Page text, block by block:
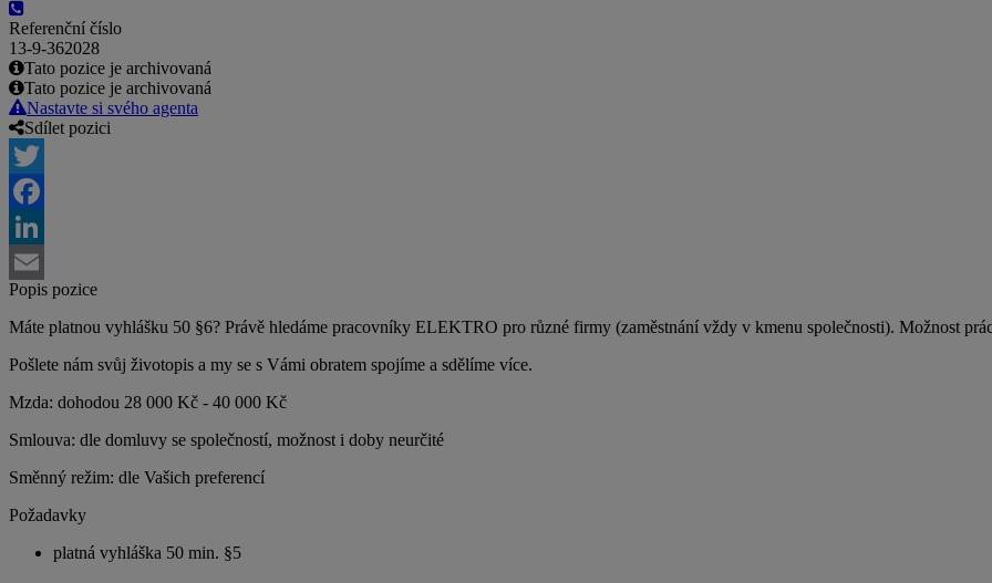
Referenční číslo
13-9-362028
Tato pozice je archivovaná
Tato pozice je archivovaná
Nastavte si svého agenta
Sdílet pozici
Twitter
Facebook
LinkedIn
Email
Popis pozice
Máte platnou vyhlášku 50 §6? Právě hledáme pracovníky ELEKTRO pro různé firmy (zaměstnání vždy v kmenu společnosti). Možnost
Pošlete nám svůj životopis a my se s Vámi obratem spojíme a sdělíme více.
Mzda: dohodou 28 000 Kč - 40 000 Kč
Smlouva: dle domluvy se společností, možnost i doby neurčité
Směnný režim: dle Vašich preferencí
Požadavky
platná vyhláška 50 min. §5